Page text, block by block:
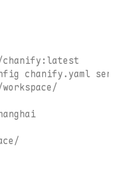
chanify.yaml